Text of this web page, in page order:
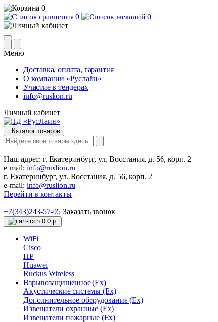
0
0
0
Меню
Доставка, оплата, гарантия
О компании «Руслайн»
Участие в тендерах
info@ruslion.ru
Личный кабинет
Каталог товаров
Наш адрес: г. Екатеринбург, ул. Восстания, д. 56, корп. 2
e-mail: info@ruslion.ru
г. Екатеринбург, ул. Восстания, д. 56, корп. 2
e-mail: info@ruslion.ru
Перейти в контакты
+7(343)243-57-05 Заказать звонок
0 0 р.
WiFi
Cisco
HP
Huawei
Ruckus Wireless
Взрывозащищенное (Ex)
Акустические системы (Ex)
Дополнительное оборудование (Ex)
Извещатели охранные (Ex)
Извещатели пожарные (Ex)